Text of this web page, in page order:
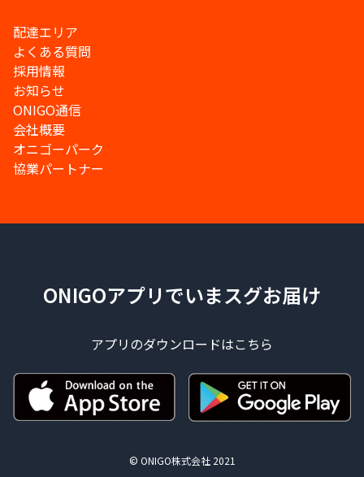
配達エリア
よくある質問
採用情報
お知らせ
ONIGO通信
会社概要
オニゴーパーク
協業パートナー
ONIGOアプリでいまスグお届け
アプリのダウンロードはこちら
© ONIGO株式会社 2021